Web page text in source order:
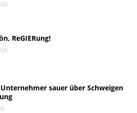
ReGIERung!
sauer über Schweigen